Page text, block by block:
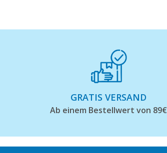
GRATIS VERSAND
Ab einem Bestellwert von 89€